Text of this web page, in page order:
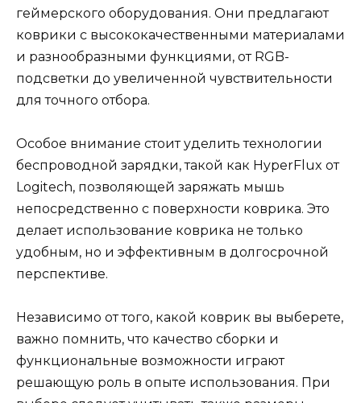
геймерского оборудования. Они предлагают
коврики с высококачественными материалами
и разнообразными функциями, от RGB-
подсветки до увеличенной чувствительности
для точного отбора.
Особое внимание стоит уделить технологии
беспроводной зарядки, такой как HyperFlux от
Logitech, позволяющей заряжать мышь
непосредственно с поверхности коврика. Это
делает использование коврика не только
удобным, но и эффективным в долгосрочной
перспективе.
Независимо от того, какой коврик вы выберете,
важно помнить, что качество сборки и
функциональные возможности играют
решающую роль в опыте использования. При